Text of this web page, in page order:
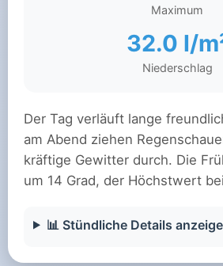
Maximum
32.0 l/
Niederschlag
Der Tag verläuft lange
am Abend ziehen
kräftige Gewitter durch. Die
um 14 Grad, der Höchstwert
📊 Stündliche Details